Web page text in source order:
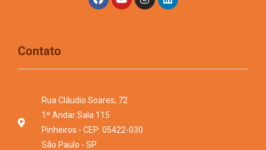
Contato
Rua Cláudio Soares, 72
1º Andar Sala 115
Pinheiros - CEP: 05422-030
São Paulo - SP